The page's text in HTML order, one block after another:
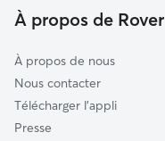
À propos de Rover
À propos de nous
Nous contacter
Télécharger l'appli
Presse